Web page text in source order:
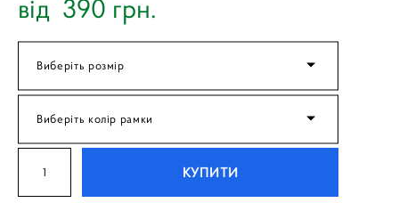
від 390 грн.
Виберіть розмір
Виберіть колір рамки
КУПИТИ